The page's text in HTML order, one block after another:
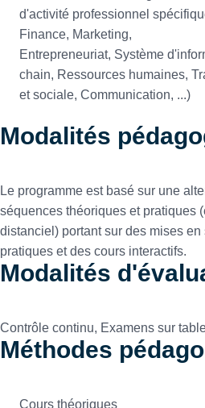
d'activité professionnel
Finance, Marketing,
Entrepreneuriat, Système
chain, Ressources humaines,
et sociale, Communication, ...)
Modalités
Le programme est basé sur une
séquences théoriques et pratiques
distanciel) portant sur des mises
pratiques et des cours interactifs.
Modalités
Contrôle continu, Examens sur
Méthodes
Cours théoriques